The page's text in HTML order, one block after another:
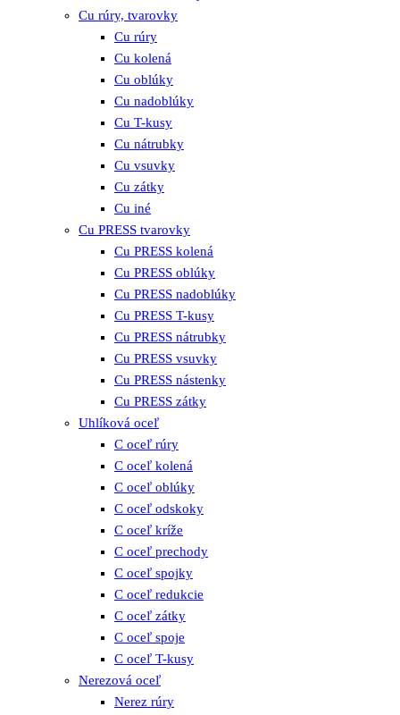
Cu rúry, tvarovky
Cu rúry
Cu kolená
Cu oblúky
Cu nadoblúky
Cu T-kusy
Cu nátrubky
Cu vsuvky
Cu zátky
Cu iné
Cu PRESS tvarovky
Cu PRESS kolená
Cu PRESS oblúky
Cu PRESS nadoblúky
Cu PRESS T-kusy
Cu PRESS nátrubky
Cu PRESS vsuvky
Cu PRESS nástenky
Cu PRESS zátky
Uhlíková oceľ
C oceľ rúry
C oceľ kolená
C oceľ oblúky
C oceľ odskoky
C oceľ kríže
C oceľ prechody
C oceľ spojky
C oceľ redukcie
C oceľ zátky
C oceľ spoje
C oceľ T-kusy
Nerezová oceľ
Nerez rúry